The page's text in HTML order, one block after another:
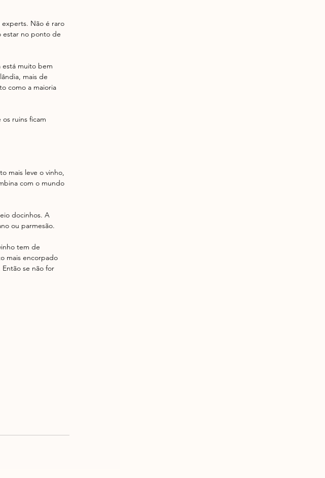
experts. Não é raro
estar no ponto de
está muito bem
mais de
como a maioria
ruins ficam
mais leve o vinho,
com o mundo
docinhos. A
ou parmesão.
tem de
mais encorpado
se não for